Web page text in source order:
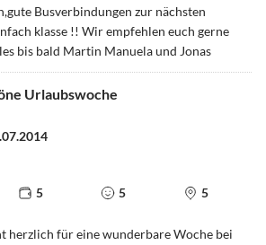
Busverbindungen zur nächsten
klasse !! Wir empfehlen euch gerne
bis bald Martin Manuela und Jonas
Urlaubswoche
5 5 5
herzlich für eine wunderbare Woche bei